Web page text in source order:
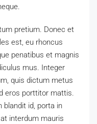
pretium. Donec et
est, eu rhoncus
penatibus et magnis
mus. Integer
quis dictum metus
eros porttitor mattis.
blandit id, porta in
interdum mauris